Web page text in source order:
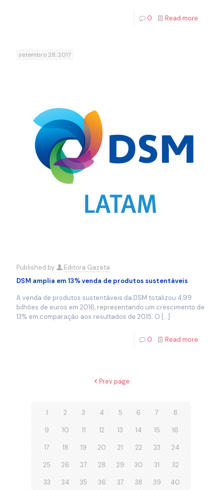
0 Read more
setembro 28, 2017
Published by
Editora Gazeta
DSM amplia em 13% venda de produtos sustentáveis
A venda de produtos sustentáveis da DSM totalizou 4,99
bilhões de euros em 2016, representando um crescimento de
13% em comparação aos resultados de 2015. O […]
0 Read more
Prev page
1 2 3 4 5 6 7 8
9 10 11 12 13 14 15 16
17 18 19 20 21 22 23 24
25 26 27 28 29 30 31 32
33 34 35 36 37 38 39 40